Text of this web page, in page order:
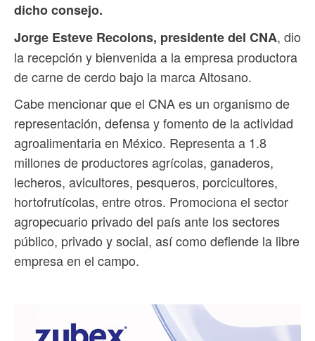
dicho consejo.
Jorge Esteve Recolons, presidente del CNA, dio
la recepción y bienvenida a la empresa productora
de carne de cerdo bajo la marca Altosano.
Cabe mencionar que el CNA es un organismo de
representación, defensa y fomento de la actividad
agroalimentaria en México. Representa a 1.8
millones de productores agrícolas, ganaderos,
lecheros, avicultores, pesqueros, porcicultores,
hortofrutícolas, entre otros. Promociona el sector
agropecuario privado del país ante los sectores
público, privado y social, así como defiende la libre
empresa en el campo.